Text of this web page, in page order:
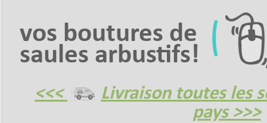
vos boutures de
saules arbustifs!
<<<
Livraison toutes les
pays >>>